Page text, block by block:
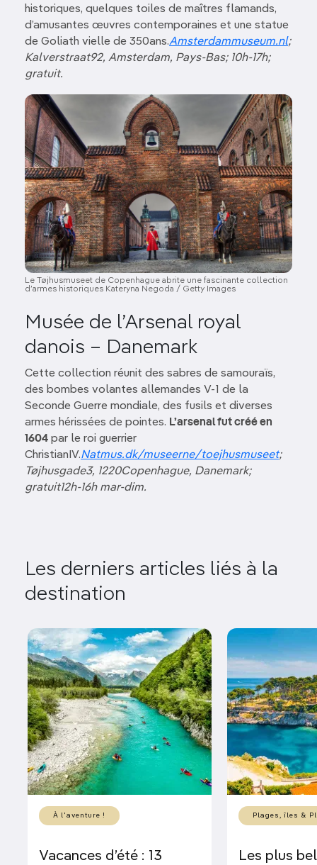
historiques, quelques toiles de maîtres flamands,
d’amusantes œuvres contemporaines et une statue
de Goliath vielle de 350ans.Amsterdammuseum.nl;
Kalverstraat92, Amsterdam, Pays-Bas; 10h-17h;
gratuit.
Image
Le Tøjhusmuseet de Copenhague abrite une fascinante collection
d’armes historiques Kateryna Negoda / Getty Images
Musée de l’Arsenal royal
danois – Danemark
Cette collection réunit des sabres de samouraïs,
des bombes volantes allemandes V-1 de la
Seconde Guerre mondiale, des fusils et diverses
armes hérissées de pointes. L’arsenal fut créé en
1604 par le roi guerrier
ChristianIV.Natmus.dk/museerne/toejhusmuseet;
Tøjhusgade3, 1220Copenhague, Danemark;
gratuit12h-16h mar-dim.
Les derniers articles liés à la
destination
À l'aventure !
Vacances d’été : 13
Plages, îles &
Les plus